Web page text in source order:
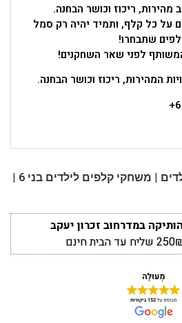
ריכוז וכושר הבחנה.
קלפים, 8 סמלים על כל קלף, ותמיד יהיה רק סמל
שתבחרו!
לפני שאר השחקנים!
המהירות, ריכוז וכושר הבחנה.
| משחקי קלפים לילדים בני 6 |
במדרחוב זכרון יעקב